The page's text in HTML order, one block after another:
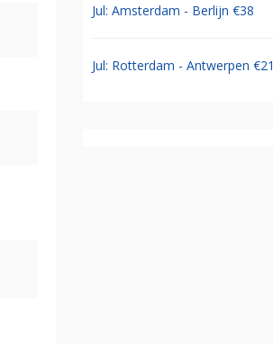
Jul: Amsterdam - Berlijn €38
Jul: Rotterdam - Antwerpen €21